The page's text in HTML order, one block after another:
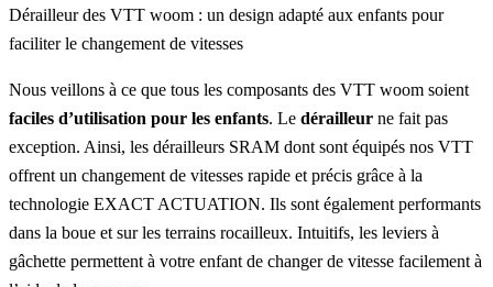
Dérailleur des VTT woom : un design adapté aux enfants pour
faciliter le changement de vitesses
Nous veillons à ce que tous les composants des VTT woom soient
faciles d’utilisation pour les enfants. Le dérailleur ne fait pas
exception. Ainsi, les dérailleurs SRAM dont sont équipés nos VTT
offrent un changement de vitesses rapide et précis grâce à la
technologie EXACT ACTUATION. Ils sont également performants
dans la boue et sur les terrains rocailleux. Intuitifs, les leviers à
gâchette permettent à votre enfant de changer de vitesse facilement à